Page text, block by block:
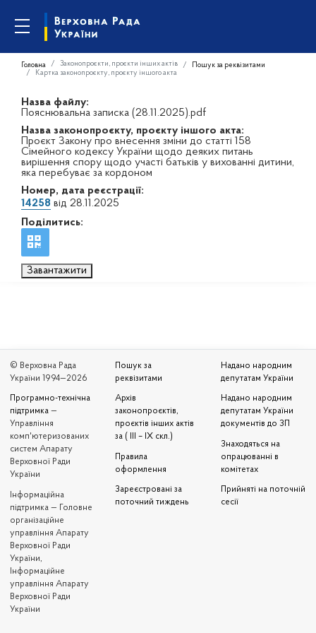
Головна Законопроєкти, проєкти інших актів
Пошук за реквізитами
Картка законопроєкту, проєкту іншого акта
Назва файлу:
Пояснювальна записка (28.11.2025).pdf
Назва законопроєкту, проєкту іншого акта:
Проєкт Закону про внесення зміни до статті 158
Сімейного кодексу України щодо деяких питань
вирішення спору щодо участі батьків у вихованні дитини,
яка перебуває за кордоном
Номер, дата реєстрації:
14258 від 28.11.2025
Поділитись:
Завантажити
© Верховна Рада
України 1994—2026
Програмно-технічна
підтримка —
Управління
комп'ютеризованих
систем Апарату
Верховної Ради
України
Iнформаційна
підтримка — Головне
організаційне
управління Апарату
Верховної Ради
України,
Інформаційне
управління Апарату
Верховної Ради
України
Пошук за
реквізитами
Архів
законопроєктів,
проєктів інших актів
за ( III – IX скл.)
Правила
оформлення
Зареєстровані за
поточний тиждень
Надано народним
депутатам України
Надано народним
депутатам України
документів до ЗП
Знаходяться на
опрацюванні в
комітетах
Прийняті на поточній
сесії